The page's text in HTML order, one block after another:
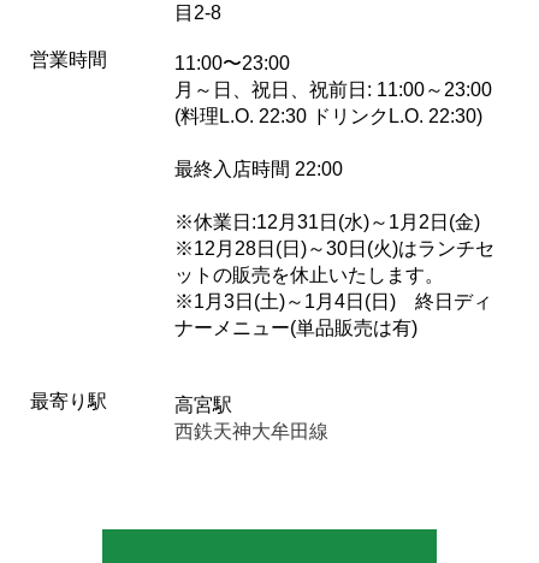
目2-8
営業時間
11:00〜23:00
月～日、祝日、祝前日: 11:00～23:00
(料理L.O. 22:30 ドリンクL.O. 22:30)
最終入店時間 22:00
※休業日:12月31日(水)～1月2日(金)
※12月28日(日)～30日(火)はランチセ
ットの販売を休止いたします。
※1月3日(土)～1月4日(日) 終日ディ
ナーメニュー(単品販売は有)
最寄り駅
高宮駅
西鉄天神大牟田線